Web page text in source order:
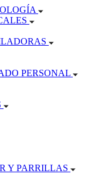
PERSONAL
Y PARRILLAS